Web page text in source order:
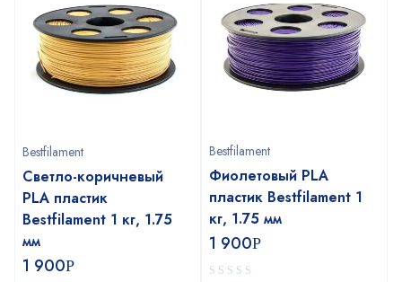
Bestfilament
Светло-коричневый
PLA пластик
Bestfilament 1 кг, 1.75
мм
1 900Р
Bestfilament
Фиолетовый PLA
пластик Bestfilament 1
кг, 1.75 мм
1 900Р